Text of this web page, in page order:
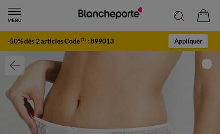
-50% dès 2 articles Code(1) :899013 Appliquer